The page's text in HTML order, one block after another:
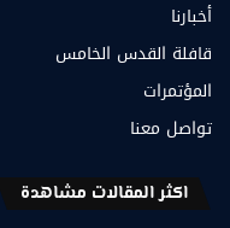
أخبارنا
قافلة القدس الخامس
المؤتمرات
تواصل معنا
اكثر المقالات مشاهدة